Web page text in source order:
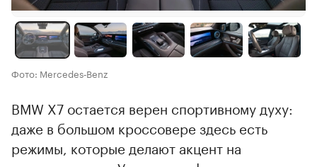
Фото: Mercedes‑Benz
BMW X7 остается верен спортивному духу:
даже в большом кроссовере здесь есть
режимы, которые делают акцент на